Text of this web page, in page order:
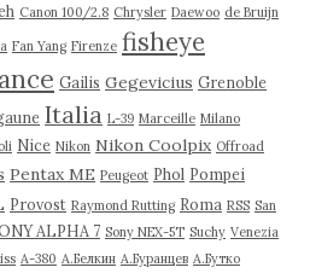
Canon 100/2.8 Chrysler Daewoo de Bruijn
Fan Yang Firenze fisheye
Gailis Gegevicius Grenoble
Italia L-39 Marceille Milano
Nice Nikon Nikon Coolpix Offroad
Pentax ME Peugeot Phol Pompei
Provost Raymond Rutting Roma RSS San
ALPHA 7 Sony NEX-5T Suchy Venezia
А-380 А.Белкин А.Буранцев А.Бутко